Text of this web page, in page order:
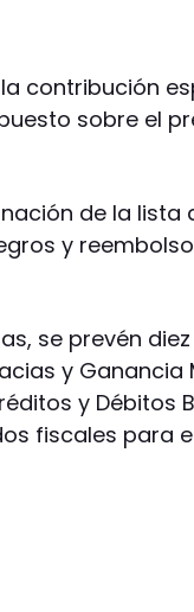
contribución
sobre el
de la lista
y
se prevén
y Ganancia
y Débitos
fiscales para